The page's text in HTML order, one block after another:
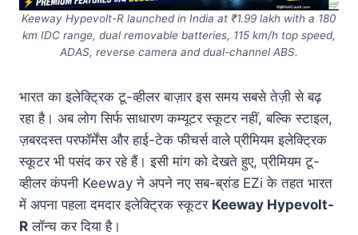
Keeway Hypevolt-R launched in India at ₹1.99 lakh with a 180
km IDC range, dual removable batteries, 115 km/h top speed,
ADAS, reverse camera and dual-channel ABS.
भारत का इलेक्ट्रिक टू-व्हीलर बाज़ार इस समय सबसे तेज़ी से बढ़
रहा है। अब लोग सिर्फ साधारण कम्यूटर स्कूटर नहीं, बल्कि स्टाइल,
ज़बरदस्त परफॉर्मेंस और हाई-टेक फीचर्स वाले प्रीमियम इलेक्ट्रिक
स्कूटर भी पसंद कर रहे हैं। इसी मांग को देखते हुए, प्रीमियम टू-
व्हीलर कंपनी Keeway ने अपने नए सब-ब्रांड EZi के तहत भारत
में अपना पहला दमदार इलेक्ट्रिक स्कूटर Keeway Hypevolt-
R लॉन्च कर दिया है।